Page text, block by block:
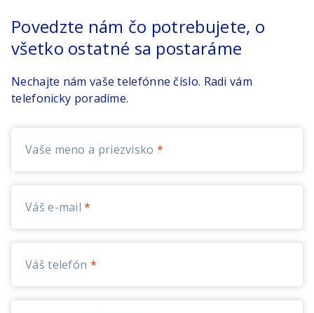
Povedzte nám čo potrebujete, o
všetko ostatné sa postaráme
Nechajte nám vaše telefónne číslo. Radi vám
telefonicky poradíme.
Vaše meno a priezvisko
Váš e-mail
Váš telefón